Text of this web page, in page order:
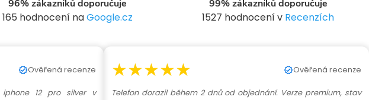
96% zákazníků doporučuje
165 hodnocení naGoogle.cz
99% zákazníků doporučuje
1527 hodnocení v Recenzích
Ověřená recenze
12 pro silver v
★★★★★ Ověřená recenze
Telefon dorazil během 2 dnů od objednání. Verze premium, stav